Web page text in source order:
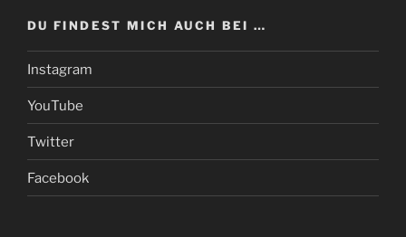
DU FINDEST MICH AUCH BEI …
Instagram
YouTube
Twitter
Facebook